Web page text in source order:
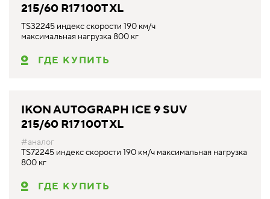
215/60 R17 100T XL
TS32245 индекс скорости 190 км/ч
максимальная нагрузка 800 кг
ГДЕ КУПИТЬ
IKON AUTOGRAPH ICE 9 SUV
215/60 R17 100T XL
#аналог
TS72245 индекс скорости 190 км/ч максимальная нагрузка
800 кг
ГДЕ КУПИТЬ